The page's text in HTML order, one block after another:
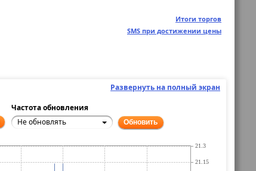
Итоги торгов
SMS при достижении цены
Развернуть на полный экран
Частота обновления
Не обновлять Обновить